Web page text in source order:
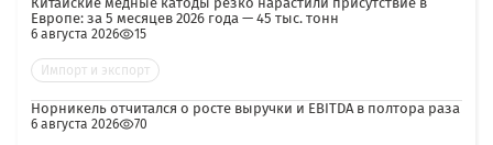
Европе: за 5 месяцев 2026 года — 45 тыс. тонн
6 августа 2026 15
Импорт и экспорт
Норникель отчитался о росте выручки и EBITDA в полтора раза
6 августа 2026 70